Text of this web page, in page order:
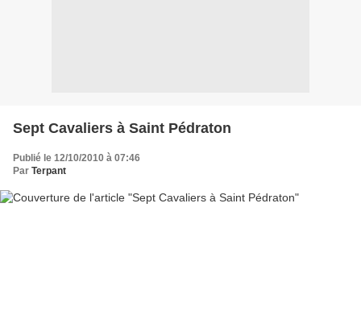
Sept Cavaliers à Saint Pédraton
Publié le 12/10/2010 à 07:46
Par Terpant